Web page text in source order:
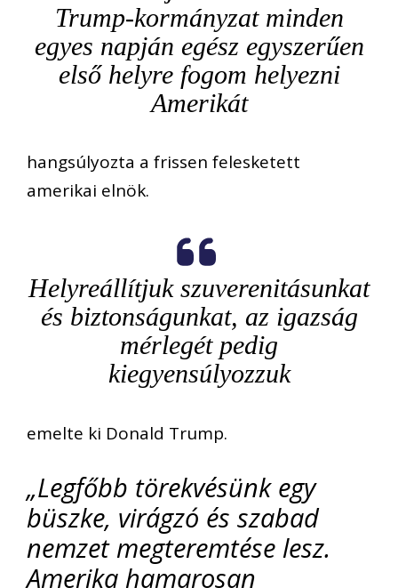
Trump-kormányzat minden
egyes napján egész egyszerűen
első helyre fogom helyezni
Amerikát
hangsúlyozta a frissen felesketett
amerikai elnök.
Helyreállítjuk szuverenitásunkat
és biztonságunkat, az igazság
mérlegét pedig
kiegyensúlyozzuk
emelte ki Donald Trump.
„Legfőbb törekvésünk egy
büszke, virágzó és szabad
nemzet megteremtése lesz.
Amerika hamarosan